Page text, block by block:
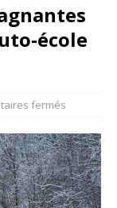
école
fermés